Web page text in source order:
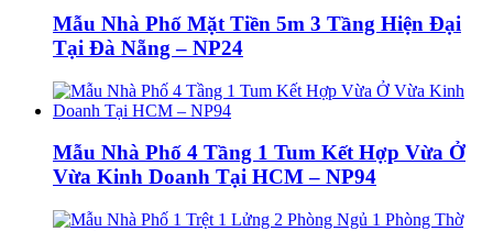
Mẫu Nhà Phố Mặt Tiền 5m 3 Tầng Hiện Đại
Tại Đà Nẵng – NP24
Mẫu Nhà Phố 4 Tầng 1 Tum Kết Hợp Vừa Ở
Vừa Kinh Doanh Tại HCM – NP94